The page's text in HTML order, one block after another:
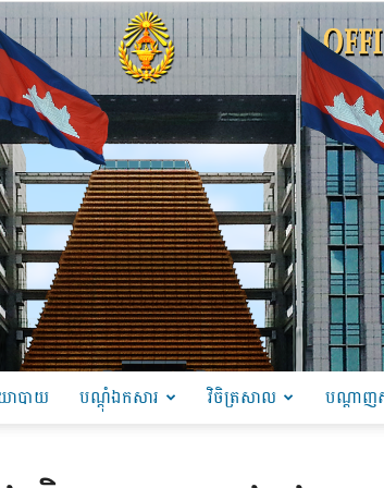
ោបាយ បណ្ដុំឯកសារ វិចិត្រសាល បណ្តាញ